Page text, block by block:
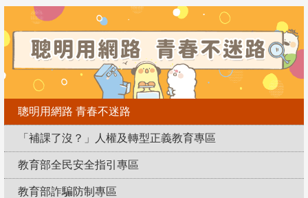
聰明用網路 青春不迷路
「補課了沒？」人權及轉型正義教育專區
教育部全民安全指引專區
教育部詐騙防制專區